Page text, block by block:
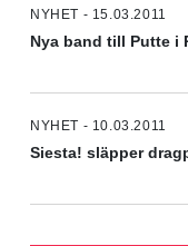
NYHET - 15.03.2011
Nya band till Putte i
NYHET - 10.03.2011
Siesta! släpper